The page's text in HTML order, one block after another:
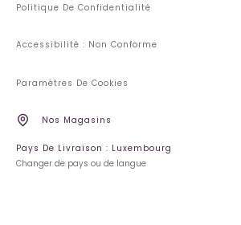
Politique De Confidentialité
Accessibilité : Non Conforme
Paramètres De Cookies
Nos Magasins
Pays De Livraison : Luxembourg
Changer de pays ou de langue